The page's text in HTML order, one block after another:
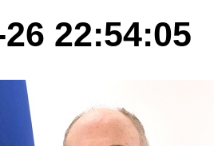
22:54:05